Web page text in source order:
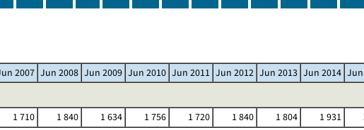
2007 Jun 2008 Jun 2009 Jun 2010 Jun 2011 Jun 2012 Jun 2013 Jun 2014
1 710 1 840 1 634 1 756 1 720 1 840 1 804 1 931